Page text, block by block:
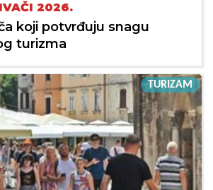
2026.
koji potvrđuju snagu
turizma
TURIZAM